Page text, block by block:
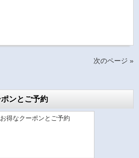
次のページ »
ンとご予約